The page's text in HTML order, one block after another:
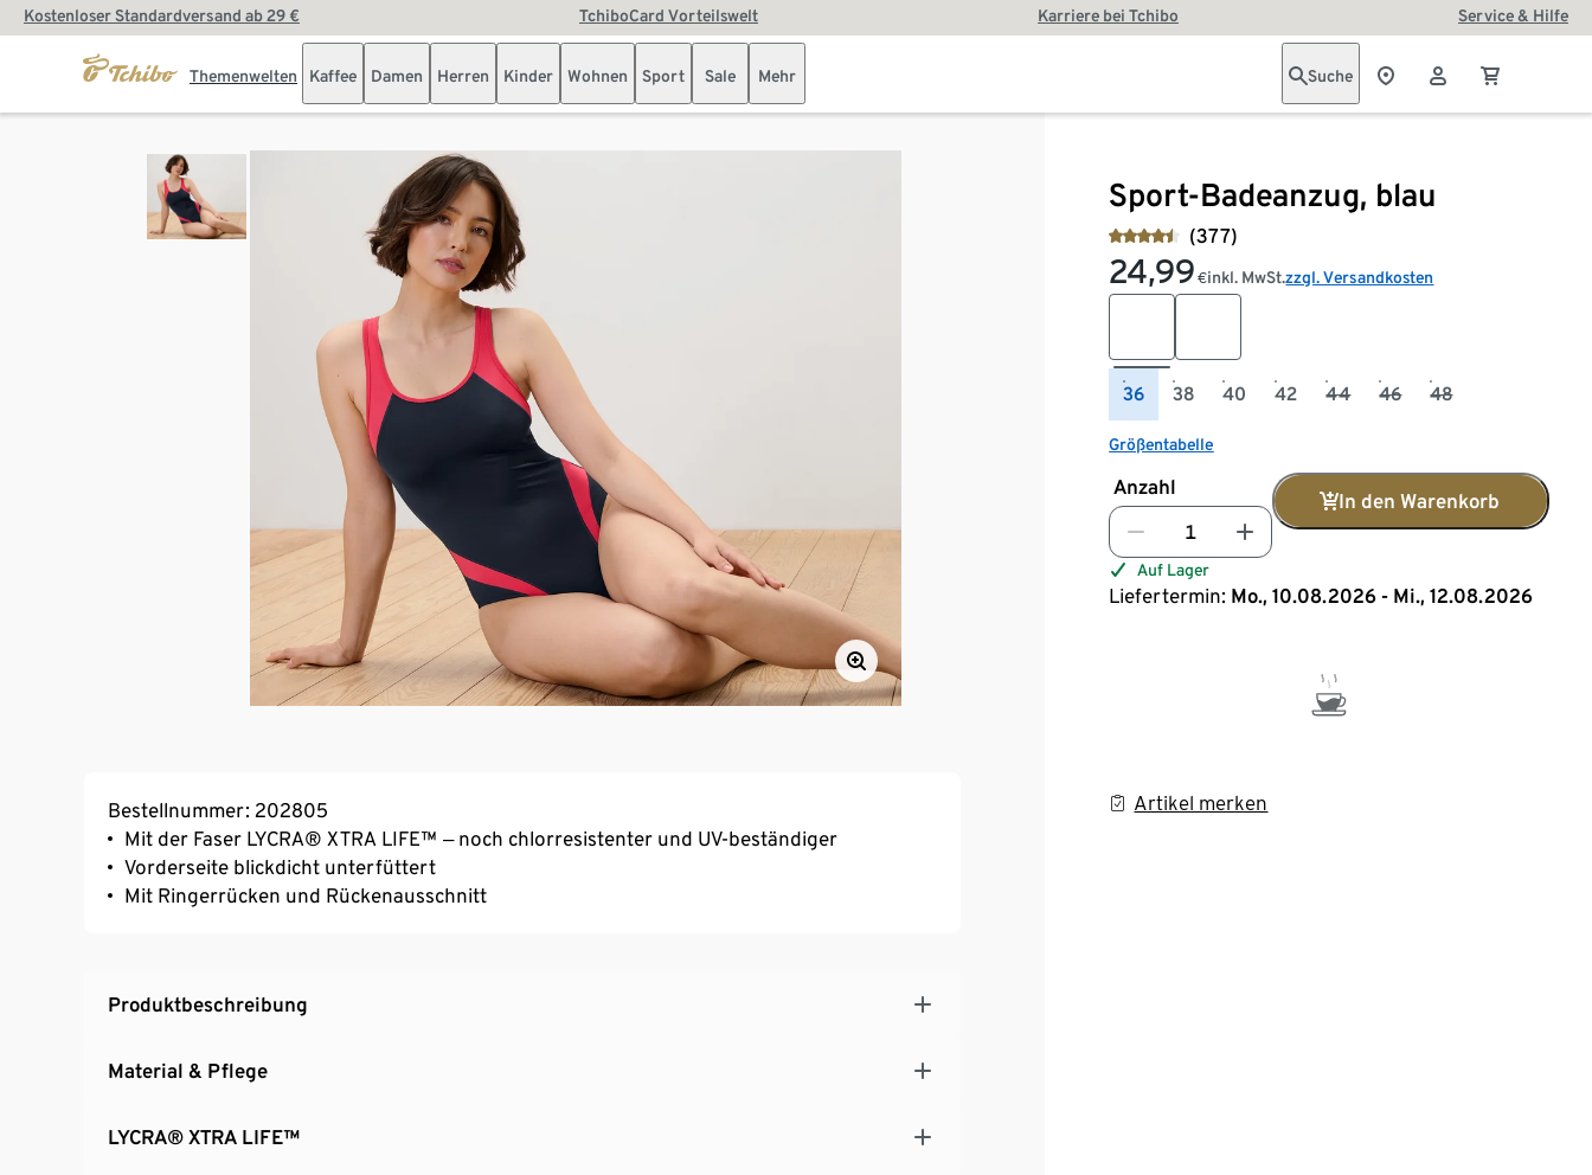
Kostenloser Standardversand ab 29 € TchiboCard Vorteilswelt Karriere bei Tchibo Service & Hilfe
Themenwelten Kaffee Damen Herren Kinder Wohnen Sport Sale Mehr Suche
Sport-Badeanzug, blau
(377)
24,99 €inkl. MwSt.zzgl. Versandkosten
36 38 40 42 44 46 48
Größentabelle
Anzahl
In den Warenkorb
Auf Lager
Liefertermin: Mo., 10.08.2026 - Mi., 12.08.2026
Artikel merken
Bestellnummer: 202805
Mit der Faser LYCRA® XTRA LIFE™ ‒ noch chlorresistenter und UV-beständiger
Vorderseite blickdicht unterfüttert
Mit Ringerrücken und Rückenausschnitt
Produktbeschreibung
Material & Pflege
LYCRA® XTRA LIFE™